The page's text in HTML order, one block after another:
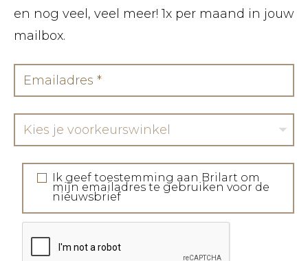
en nog veel, veel meer! 1x per maand in jouw
mailbox.
Kies je voorkeurswinkel
Ik geef toestemming aan Brilart om
mijn emailadres te gebruiken voor de
nieuwsbrief